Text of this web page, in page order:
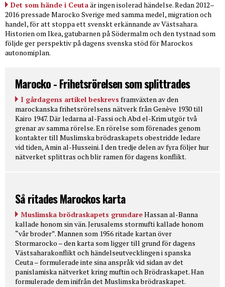
Det som hände i Ceutaär ingen isolerad händelse. Redan 2012–
2016 pressade Marocko Sverige med samma medel, migration och
handel, för att stoppa ett svenskt erkännande av Västsahara.
Historien om Ikea, gatubarnen på Södermalm och den tystnad som
följde ger perspektiv på dagens svenska stöd för Marockos
autonomiplan.
Marocko - Frihetsrörelsen som splittrades
I gårdagens artikel beskrevs framväxten av den
marockanska frihetsrörelsens nätverk från Genève 1930 till
Kairo 1947. Där ledarna al-Fassi och Abd el-Krim utgör två
grenar av samma rörelse. En rörelse som förenades genom
kontakter till Muslimska brödraskapets obestridde ledare
vid tiden, Amin al-Husseini. I den tredje delen av fyra följer hur
nätverket splittras och blir ramen för dagens konflikt.
Så ritades Marockos karta
Muslimska brödraskapets grundareHassan al-Banna
kallade honom sin vän. Jerusalems stormufti kallade honom
“vår broder”. Mannen som 1956 ritade kartan över
Stormarocko – den karta som ligger till grund för dagens
Västsaharakonflikt och händelseutvecklingen i spanska
Ceuta – formulerade inte sina anspråk vid sidan av det
panislamiska nätverket kring muftin och Brödraskapet. Han
formulerade dem inifrån det Muslimska brödraskapet.